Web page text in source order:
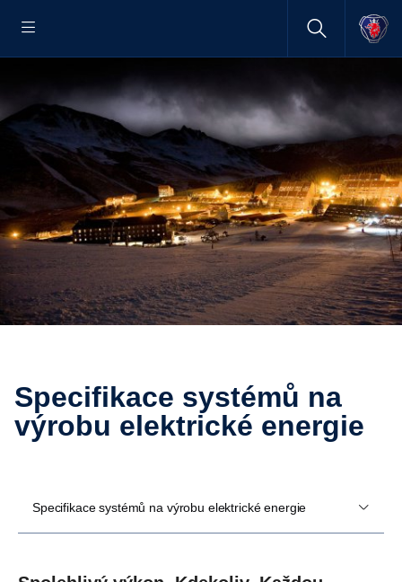
Specifikace systémů na
výrobu elektrické energie
Specifikace systémů na výrobu elektrické energie